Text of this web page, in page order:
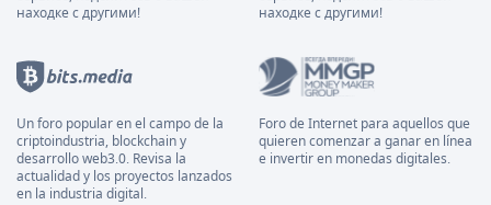
находке с другими!
находке с другими!
Un foro popular en el campo de la
criptoindustria, blockchain y
desarrollo web3.0. Revisa la
actualidad y los proyectos lanzados
en la industria digital.
Foro de Internet para aquellos que
quieren comenzar a ganar en línea
e invertir en monedas digitales.